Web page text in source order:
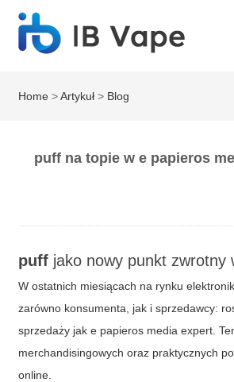
Home >Artykuł > Blog
puff na topie w e papieros
puff jako nowy punkt
W ostatnich miesiącach na rynku
zarówno konsumenta, jak i sprzedawcy:
sprzedaży jake papieros media expert .
merchandisingowych oraz praktycznych
online.